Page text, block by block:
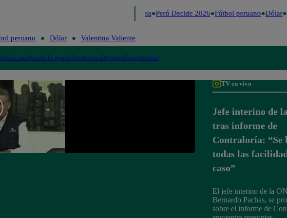
Me Caigo de Risa Perú Decide 2026 Fútbol peruano Dólar
peruano Dólar Valentina Valiente
LimaMundoTe ayudoTendenciasDeportesEspectáculos
TV en vivo
Jefe interino de
tras informe de
Contraloría: “Se
todas las
caso”
El jefe interino de la
Bernardo Pachas, se
sobre el informe de